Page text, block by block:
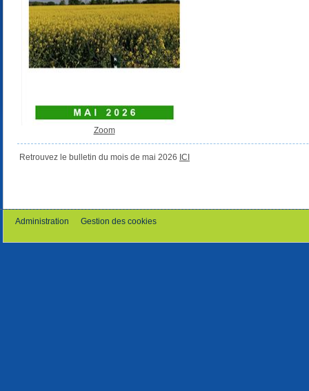
Zoom
Retrouvez le bulletin du mois de mai 2026 ICI
Administration Gestion des cookies